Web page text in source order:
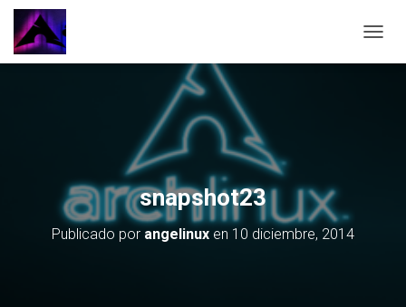
snapshot23
Publicado por angelinux en 10 diciembre, 2014